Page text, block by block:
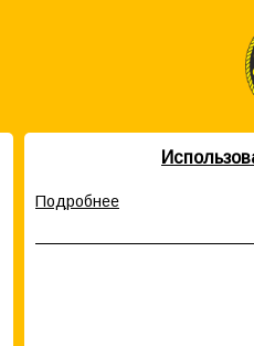
Подробнее